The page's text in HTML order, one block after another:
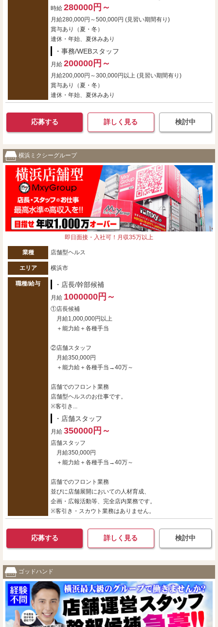
時給 280000円～
月給280,000円～500,000円 (見習い期間有り)
賞与あり（夏・冬）
連休・年始、夏休みあり
・事務/WEBスタッフ
月給 200000円～
月給200,000円～300,000円以上 (見習い期間有り)
賞与あり（夏・冬）
連休・年始、夏休みあり
応募する 詳しく見る 検討中
横浜ミクシーグループ
即日面接・入社可！月収35万以上
業種 店舗型ヘルス
エリア 横浜市
職種/給与 ・店長/幹部候補
月給 1000000円～
①店長候補
月給1,000,000円以上
＋能力給＋各種手当
②店舗スタッフ
月給350,000円
＋能力給＋各種手当→40万～
店舗でのフロント業務
店舗型ヘルスのお仕事です。
※客引き...
・店舗スタッフ
月給 350000円～
店舗スタッフ
月給350,000円
＋能力給＋各種手当→40万～
店舗でのフロント業務
並びに店舗展開においての人材育成、
企画・広報活動等、完全店内業務です。
※客引き・スカウト業務はありません。
応募する 詳しく見る 検討中
ゴッドハンド